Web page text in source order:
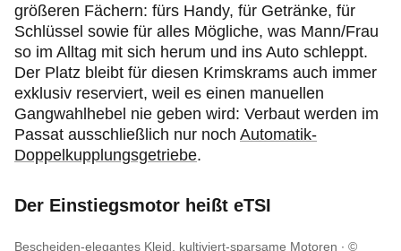
größeren Fächern: fürs Handy, für Getränke, für
Schlüssel sowie für alles Mögliche, was Mann/Frau
so im Alltag mit sich herum und ins Auto schleppt.
Der Platz bleibt für diesen Krimskrams auch immer
exklusiv reserviert, weil es einen manuellen
Gangwahlhebel nie geben wird: Verbaut werden im
Passat ausschließlich nur noch Automatik-
Doppelkupplungsgetriebe.
Der Einstiegsmotor heißt eTSI
Bescheiden-elegantes Kleid, kultiviert-sparsame Motoren ©